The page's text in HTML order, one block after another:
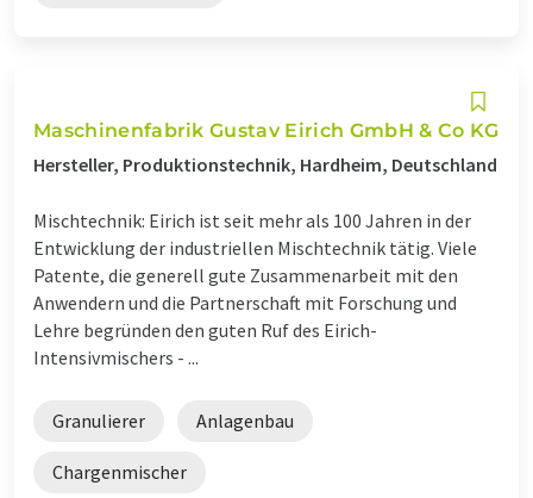
Maschinenfabrik Gustav Eirich GmbH & Co KG
Hersteller, Produktionstechnik, Hardheim, Deutschland
Mischtechnik: Eirich ist seit mehr als 100 Jahren in der
Entwicklung der industriellen Mischtechnik tätig. Viele
Patente, die generell gute Zusammenarbeit mit den
Anwendern und die Partnerschaft mit Forschung und
Lehre begründen den guten Ruf des Eirich-
Intensivmischers - ...
Granulierer Anlagenbau
Chargenmischer